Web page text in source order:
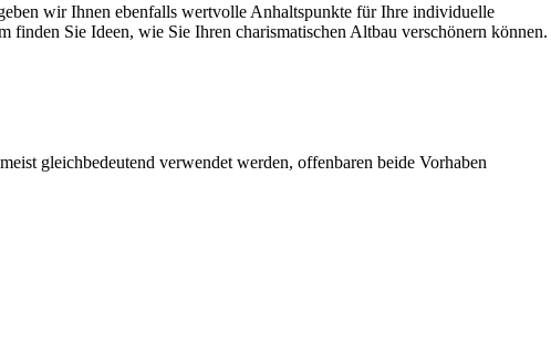
wir Ihnen ebenfalls wertvolle Anhaltspunkte für Ihre individuelle
Sie Ideen, wie Sie Ihren charismatischen Altbau verschönern können.
gleichbedeutend verwendet werden, offenbaren beide Vorhaben